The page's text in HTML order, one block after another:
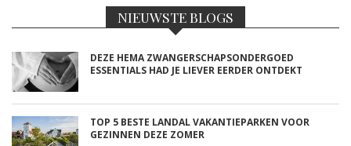
NIEUWSTE BLOGS
DEZE HEMA ZWANGERSCHAPSONDERGOED
ESSENTIALS HAD JE LIEVER EERDER ONTDEKT
TOP 5 BESTE LANDAL VAKANTIEPARKEN VOOR
GEZINNEN DEZE ZOMER